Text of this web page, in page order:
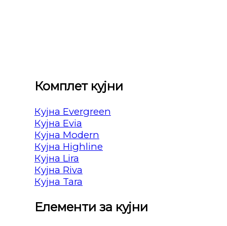
Комплет кујни
Кујна Evergreen
Кујна Evia
Кујна Modern
Кујна Highline
Кујна Lira
Кујна Riva
Кујна Tara
Елементи за кујни